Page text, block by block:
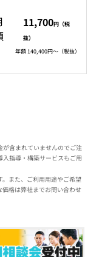
11,700円（税
抜）
年額 140,400円～（税抜）
含まれていませんのでご注
指導・構築サービスもご用
また、ご利用用途やご希望
格は弊社までお問い合わせ